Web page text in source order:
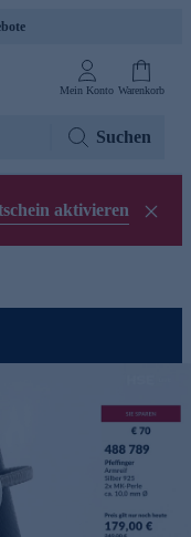
Mein Konto Warenkorb
Suchen
aktivieren